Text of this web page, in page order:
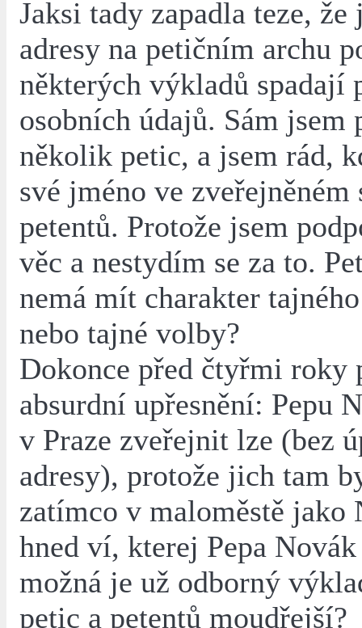
Jaksi tady zapadla teze, že
adresy na petičním archu
některých výkladů spadají
osobních údajů. Sám jsem
několik petic, a jsem rád,
své jméno ve zveřejněném
petentů. Protože jsem
věc a nestydím se za to.
nemá mít charakter
nebo tajné volby?
Dokonce před čtyřmi roky
absurdní upřesnění: Pepu
v Praze zveřejnit lze (bez
adresy), protože jich tam
zatímco v maloměstě jako
hned ví, kterej Pepa
možná je už odborný
petic a petentů moudřejší?